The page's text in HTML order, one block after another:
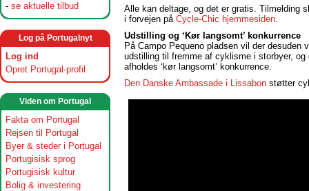
- se aktuelle tilbud
Log på Portugalnyt
Log ind
Opret Portugal-profil
Viden om Portugal
Fakta om Portugal
Rejsen til Portugal
Byer & steder i Portugal
Portugisisk sprog
Portugisisk kultur
Bolig & investering
Alle kan deltage, og det er gratis. Tilmelding
i forvejen på Cycle-Chic hjemmesiden.
Udstilling og ‘Kør langsomt’ konkurrence
På Campo Pequeno pladsen vil der desuden
udstilling til fremme af cyklisme i storbyer, og
afholdes ‘kør langsomt’ konkurrence.
Den Danske Ambassade i Lissabon støtter